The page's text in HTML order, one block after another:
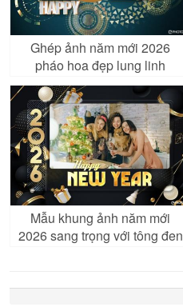
Ghép ảnh năm mới 2026
pháo hoa đẹp lung linh
Mẫu khung ảnh năm mới
2026 sang trọng với tông đen